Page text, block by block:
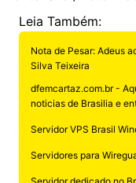
Leia Também:
Nota de Pesar: Adeus
Silva Teixeira
dfemcartaz.com.br -
noticias de Brasilia e
Servidor VPS Brasil
Servidores para